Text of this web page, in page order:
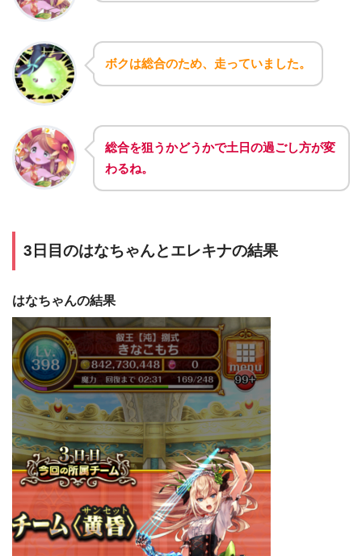
ボクは総合のため、走っていました。
総合を狙うかどうかで土日の過ごし方が変
わるね。
3日目のはなちゃんとエレキナの結果
はなちゃんの結果